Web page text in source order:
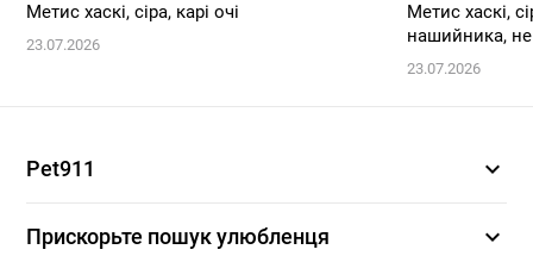
Метис хаскі, сіра, карі очі
23.07.2026
Метис хаскі,
нашийника,
23.07.2026
Pet911 expand_more
Прискорьте пошук улюбленця expand_more